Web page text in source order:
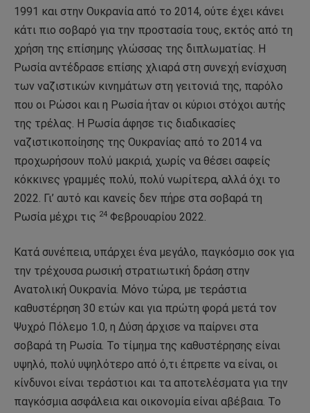
1991 και στην Ουκρανία από το 2014, ούτε έχει κάνει
κάτι πιο σοβαρό για την προστασία τους, εκτός από τη
χρήση της επίσημης γλώσσας της διπλωματίας. Η
Ρωσία αντέδρασε επίσης χλιαρά στη συνεχή ενίσχυση
των ναζιστικών κινημάτων στη γειτονιά της, παρόλο
που οι Ρώσοι και η Ρωσία ήταν οι κύριοι στόχοι αυτής
της τρέλας. Η Ρωσία άφησε τις διαδικασίες
ναζιστικοποίησης της Ουκρανίας από το 2014 να
προχωρήσουν πολύ μακριά, χωρίς να θέσει σαφείς
κόκκινες γραμμές πολύ, πολύ νωρίτερα, αλλά όχι το
2022. Γι’ αυτό και κανείς δεν πήρε στα σοβαρά τη
Ρωσία μέχρι τις 24 Φεβρουαρίου 2022.
Κατά συνέπεια, υπάρχει ένα μεγάλο, παγκόσμιο σοκ για
την τρέχουσα ρωσική στρατιωτική δράση στην
Ανατολική Ουκρανία. Μόνο τώρα, με τεράστια
καθυστέρηση 30 ετών και για πρώτη φορά μετά τον
Ψυχρό Πόλεμο 1.0, η Δύση άρχισε να παίρνει στα
σοβαρά τη Ρωσία. Το τίμημα της καθυστέρησης είναι
υψηλό, πολύ υψηλότερο από ό,τι έπρεπε να είναι, οι
κίνδυνοι είναι τεράστιοι και τα αποτελέσματα για την
παγκόσμια ασφάλεια και οικονομία είναι αβέβαια. Το